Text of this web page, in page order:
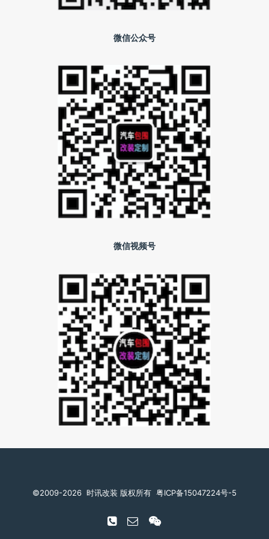
微信公众号
微信视频号
©️2009-2026 时讯改装 版权所有 粤ICP备15047224号-5